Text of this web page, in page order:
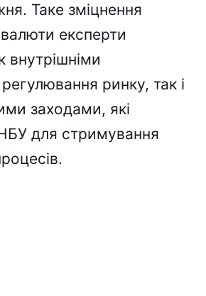
Таке зміцнення
валюти експерти
внутрішніми
ринку, так і
заходами, які
для стримування